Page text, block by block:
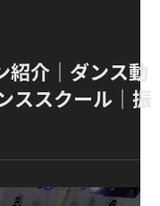
介｜ダンス動
ススクール｜振